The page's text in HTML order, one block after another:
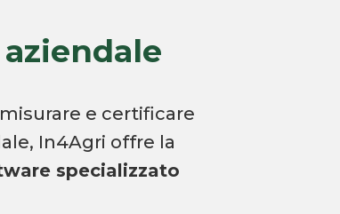
e certificare
In4Agri offre la
specializzato